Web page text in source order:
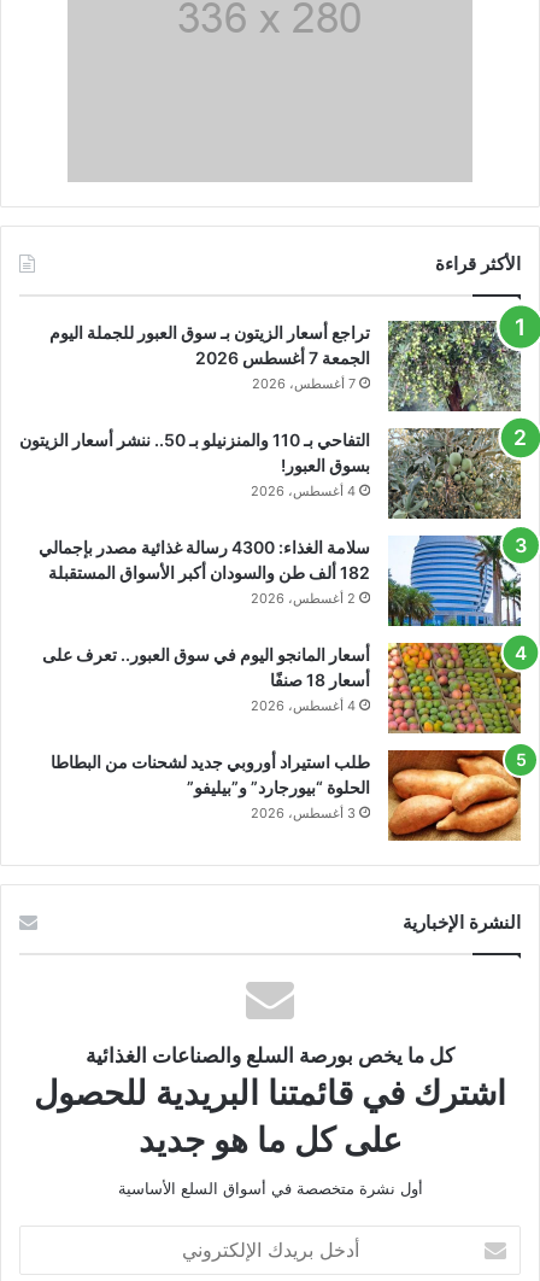
الأكثر قراءة
تراجع أسعار الزيتون بـ سوق العبور للجملة اليوم
الجمعة 7 أغسطس 2026
7 أغسطس، 2026
التفاحي بـ 110 والمنزنيلو بـ 50.. ننشر أسعار الزيتون
بسوق العبور!
4 أغسطس، 2026
سلامة الغذاء: 4300 رسالة غذائية مصدر بإجمالي
182 ألف طن والسودان أكبر الأسواق المستقبلة
2 أغسطس، 2026
أسعار المانجو اليوم في سوق العبور.. تعرف على
أسعار 18 صنفًا
4 أغسطس، 2026
طلب استيراد أوروبي جديد لشحنات من البطاطا
الحلوة “بيورجارد” و”بيليفو”
3 أغسطس، 2026
النشرة الإخبارية
كل ما يخص بورصة السلع والصناعات الغذائية
اشترك في قائمتنا البريدية للحصول
على كل ما هو جديد
أول نشرة متخصصة في أسواق السلع الأساسية
بريدك